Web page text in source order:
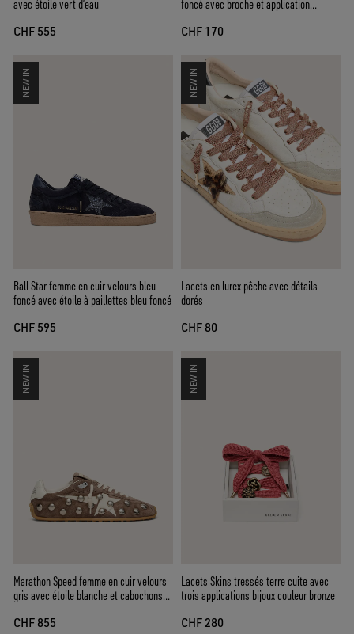
avec étoile vert d’eau
CHF 555
foncé avec broche et application
CHF 170
NEW IN
Ball Star femme en cuir velours bleu
foncé avec étoile à paillettes bleu foncé
CHF 595
NEW IN
Lacets en lurex pêche avec détails
dorés
CHF 80
NEW IN
Marathon Speed femme en cuir velours
gris avec étoile blanche et cabochons
CHF 855
NEW IN
Lacets Skins tressés terre cuite avec
trois applications bijoux couleur bronze
CHF 280